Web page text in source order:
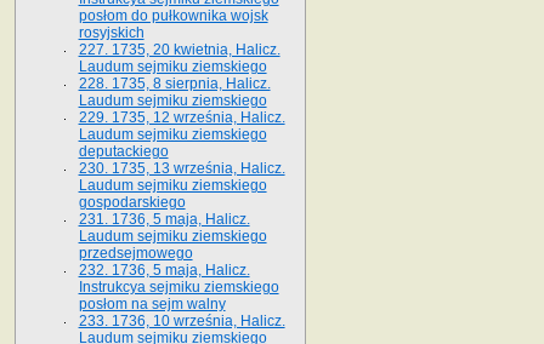
posłom do pułkownika wojsk
rosyjskich
227. 1735, 20 kwietnia, Halicz.
Laudum sejmiku ziemskiego
228. 1735, 8 sierpnia, Halicz.
Laudum sejmiku ziemskiego
229. 1735, 12 września, Halicz.
Laudum sejmiku ziemskiego
deputackiego
230. 1735, 13 września, Halicz.
Laudum sejmiku ziemskiego
gospodarskiego
231. 1736, 5 maja, Halicz.
Laudum sejmiku ziemskiego
przedsejmowego
232. 1736, 5 maja, Halicz.
Instrukcya sejmiku ziemskiego
posłom na sejm walny
233. 1736, 10 września, Halicz.
Laudum sejmiku ziemskiego